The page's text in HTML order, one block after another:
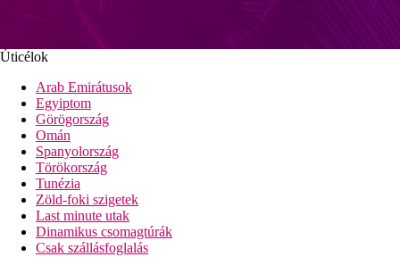
Úticélok
Arab Emirátusok
Egyiptom
Görögország
Omán
Spanyolország
Törökország
Tunézia
Zöld-foki szigetek
Last minute utak
Dinamikus csomagtúrák
Csak szállásfoglalás